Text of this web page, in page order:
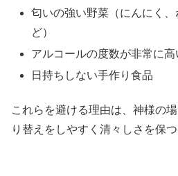
匂いの強い野菜（にんにく
ど）
アルコールの度数が非常に
日持ちしない手作り食品
これらを避ける理由は、神様の
り替えをしやすく清々しさを保つ